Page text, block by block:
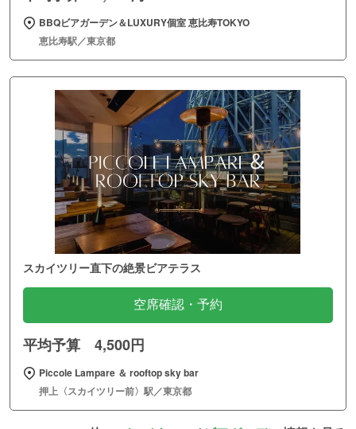
BBQビアガーデン＆LUXURY個室 恵比寿TOKYO
恵比寿駅／東京都
スカイツリー直下の絶景ビアテラス
空席確認・予約
平均予算 4,500円
Piccole Lampare ＆ rooftop sky bar
押上〈スカイツリー前〉駅／東京都